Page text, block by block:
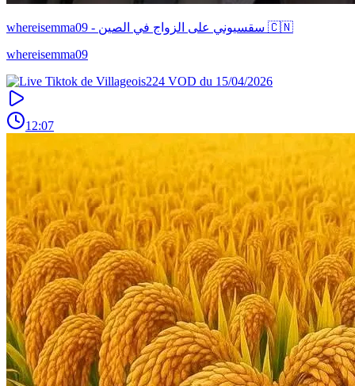
whereisemma09 - سقسيوني على الزواج في الصين 🇨🇳
whereisemma09
12:07